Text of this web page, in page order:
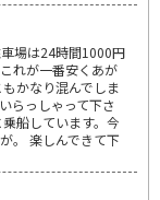
場は24時間1000円
れが一番安くあが
かなり混んでしま
らっしゃって下さ
船しています。今
。 楽しんできて下